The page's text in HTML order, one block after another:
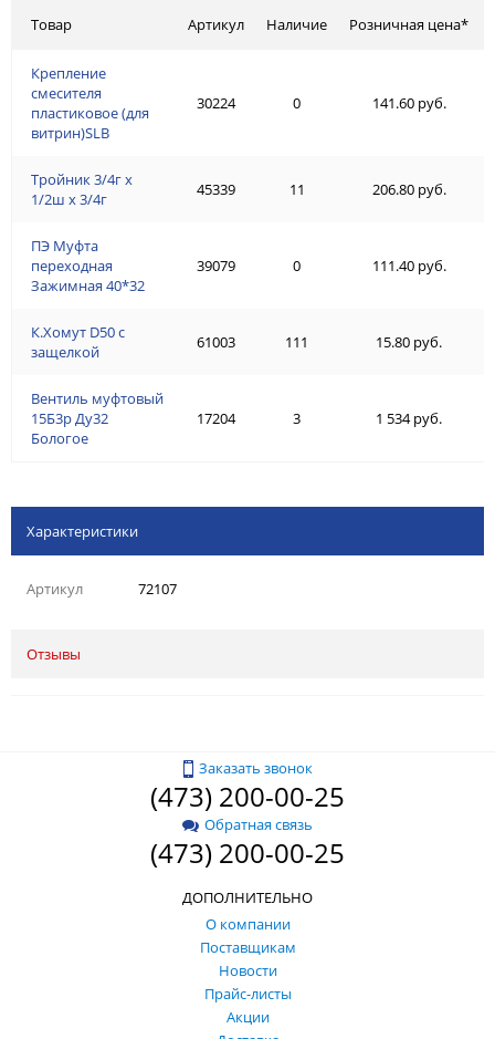
Товар
Крепление
смесителя
пластиковое (для
витрин)SLB
Тройник 3/4г х
1/2ш х 3/4г
ПЭ Муфта
переходная
Зажимная 40*32
К.Хомут D50 с
защелкой
Вентиль муфтовый
15Б3р Ду32
Бологое
Артикул Наличие Розничная цена*
30224 0 141.60 руб.
45339 11 206.80 руб.
39079 0 111.40 руб.
61003 111 15.80 руб.
17204 3 1 534 руб.
Характеристики
Артикул 72107
Отзывы
Заказать звонок
(473) 200-00-25
Обратная связь
(473) 200-00-25
ДОПОЛНИТЕЛЬНО
О компании
Поставщикам
Новости
Прайс-листы
Акции